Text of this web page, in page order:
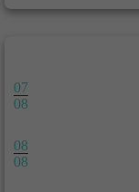
07
08
08
08